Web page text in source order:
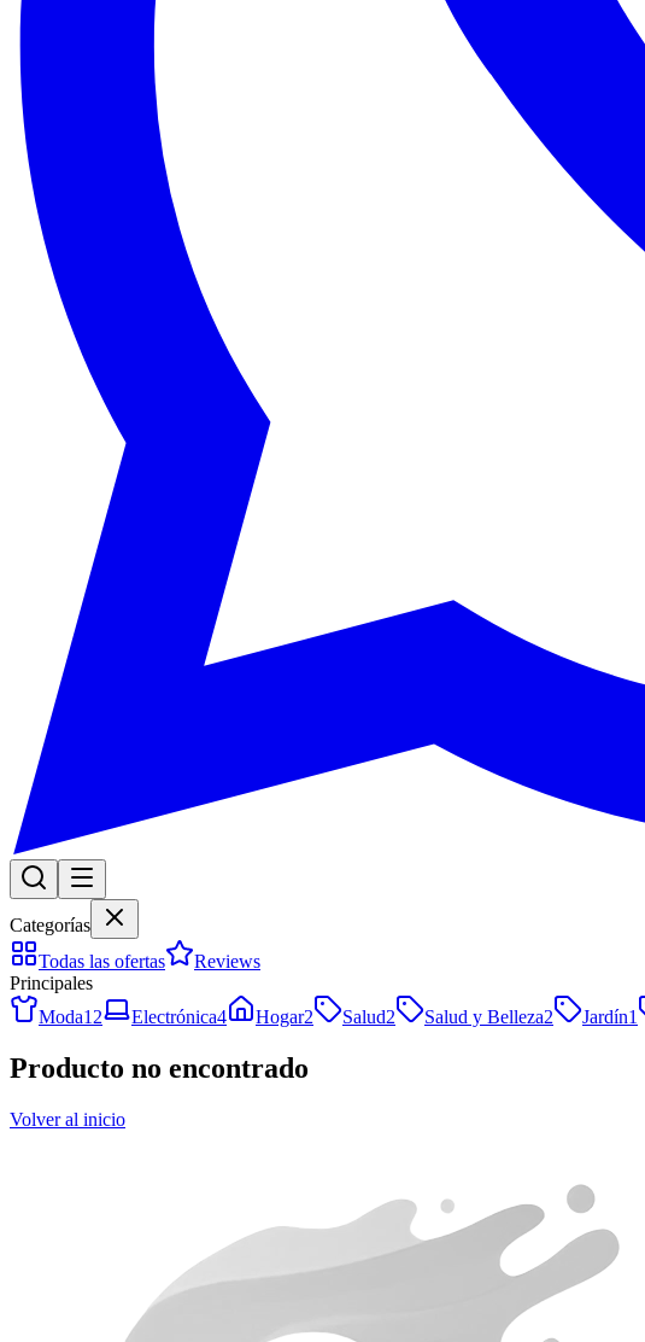
Categorías
Todas las ofertas
Reviews
Principales
Moda12 Electrónica4 Hogar2 Salud2 Salud y Belleza2 Jardín1
Producto no encontrado
Volver al inicio